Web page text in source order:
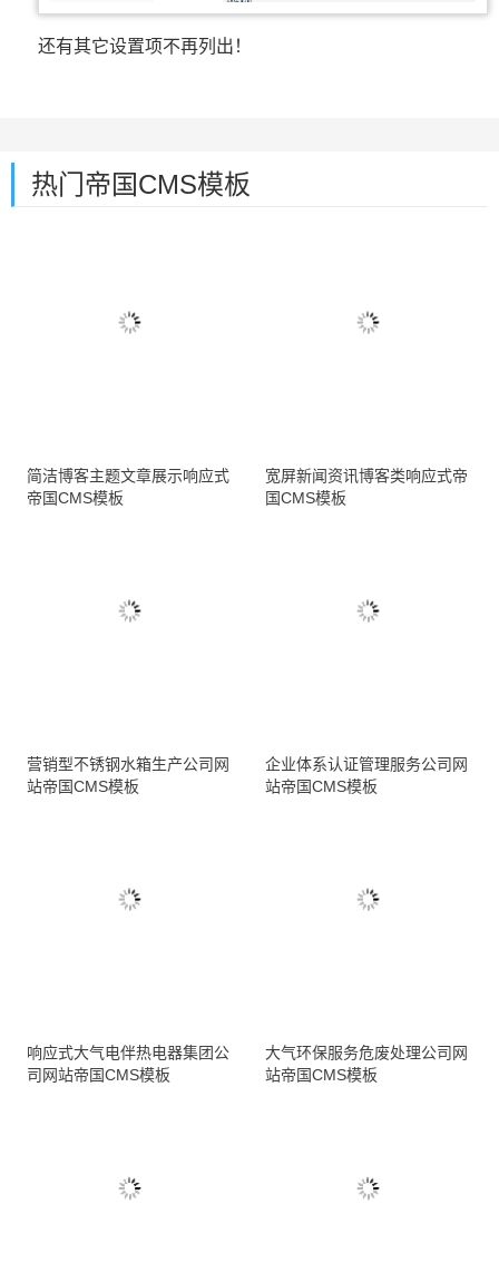
还有其它设置项不再列出！
热门帝国CMS模板
简洁博客主题文章展示响应式
帝国CMS模板
宽屏新闻资讯博客类响应式帝
国CMS模板
营销型不锈钢水箱生产公司网
站帝国CMS模板
企业体系认证管理服务公司网
站帝国CMS模板
响应式大气电伴热电器集团公
司网站帝国CMS模板
大气环保服务危废处理公司网
站帝国CMS模板